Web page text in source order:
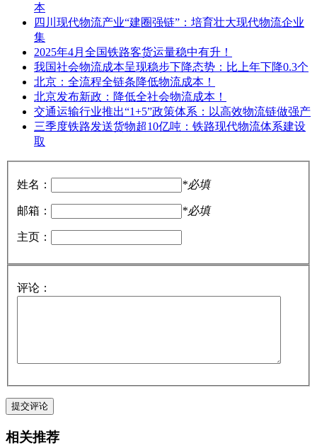
本
四川现代物流产业“建圈强链”：培育壮大现代物流企业
集
2025年4月全国铁路客货运量稳中有升！
我国社会物流成本呈现稳步下降态势：比上年下降0.3个
北京：全流程全链条降低物流成本！
北京发布新政：降低全社会物流成本！
交通运输行业推出“1+5”政策体系：以高效物流链做强产
三季度铁路发送货物超10亿吨：铁路现代物流体系建设
取
姓名： *必填
邮箱： *必填
主页：
评论：
相关推荐